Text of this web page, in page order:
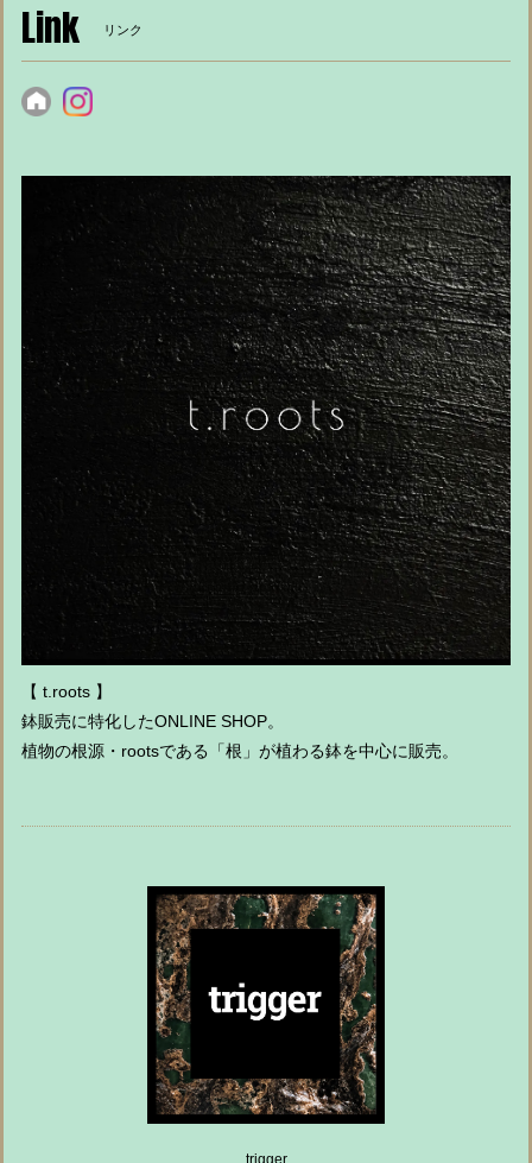
Link リンク
【 t.roots 】
鉢販売に特化したONLINE SHOP。
植物の根源・rootsである「根」が植わる鉢を中心に販売。
trigger